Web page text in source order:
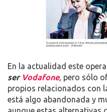
En la actualidad este
ser Vodafone, pero sólo
propios relacionados con
está algo abandonada y